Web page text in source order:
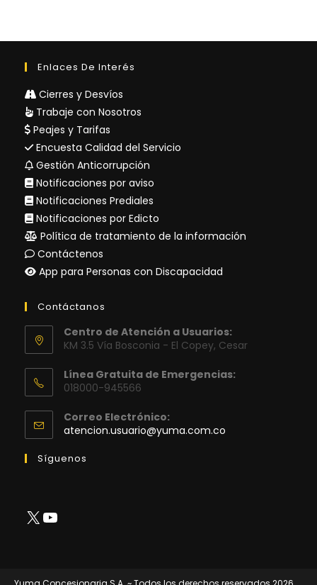
Enlaces De Interés
Cierres y Desvíos
Trabaje con Nosotros
Peajes y Tarifas
Encuesta Calidad del Servicio
Gestión Anticorrupción
Notificaciones por aviso
Notificaciones Prediales
Notificaciones por Edicto
Política de tratamiento de la información
Contáctenos
App para Personas con Discapacidad
Contáctanos
Centro de Atención a Usuarios:
KM 3.5 Vía Bosconia - El Copey, Cesar
Línea Gratuita de Emergencias:
018000-945566
Correo Electrónico:
atencion.usuario@yuma.com.co
Síguenos
X YouTube